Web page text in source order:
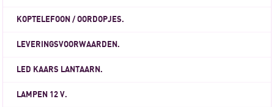
KOPTELEFOON / OORDOPJES.
LEVERINGSVOORWAARDEN.
LED KAARS LANTAARN.
LAMPEN 12 V.